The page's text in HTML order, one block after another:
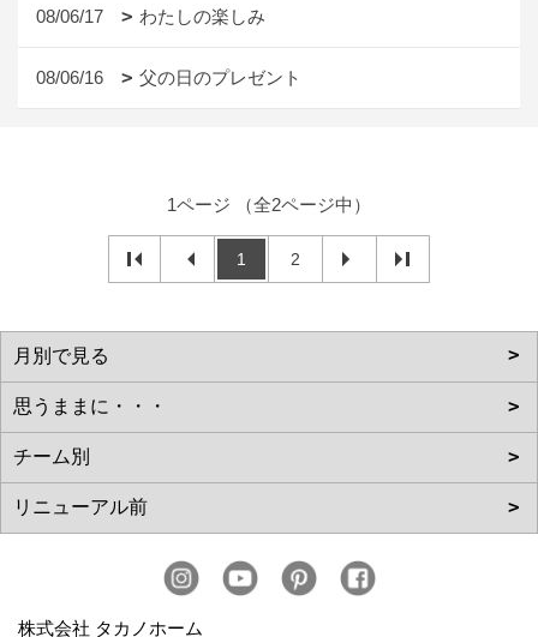
08/06/17 わたしの楽しみ
08/06/16 父の日のプレゼント
1ページ （全2ページ中）
1 2
株式会社 タカノホーム